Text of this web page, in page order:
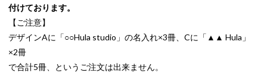
付けております。
【ご注意】
デザインAに「○○Hula studio」の名入れ×3冊、Cに「▲▲ Hula」
×2冊
で合計5冊、というご注文は出来ません。